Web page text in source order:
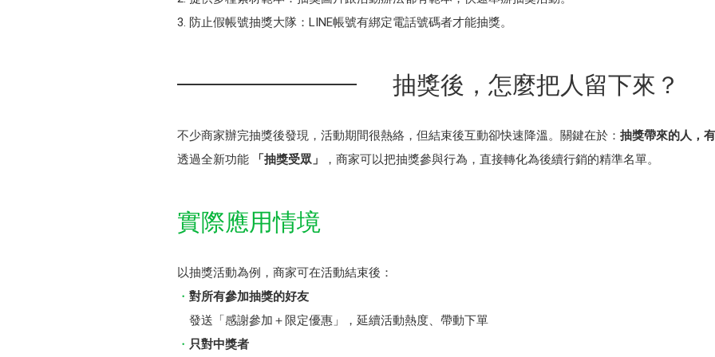
防止假帳號抽獎大隊：LINE帳號有綁定電話號碼者才能抽獎。
抽獎後，怎麼把人留下來？
不少商家辦完抽獎後發現，活動期間很熱絡，但結束後互動卻快速降溫。關鍵在於： 抽獎帶來的人，
透過全新功能
「抽獎受眾」 ，商家可以把抽獎參與行為，直接轉化為後續行銷的精準名單。
實際應用情境
以抽獎活動為例，商家可在活動結束後：
對所有參加抽獎的好友
發送「感謝參加＋限定優惠」，延續活動熱度、帶動下單
只對中獎者